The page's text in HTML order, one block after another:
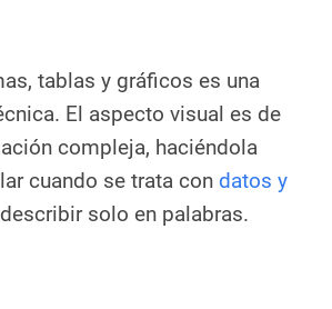
tablas y gráficos es una
El aspecto visual es de
compleja, haciéndola
cuando se trata con datos y
solo en palabras.